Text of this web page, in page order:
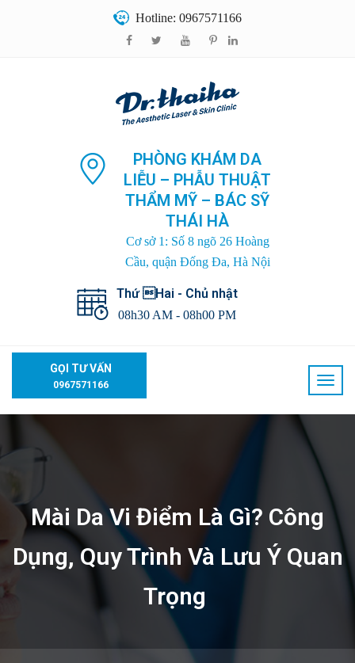
Hotline: 0967571166
PHÒNG KHÁM DA
LIỄU – PHẪU THUẬT
THẨM MỸ – BÁC SỸ
THÁI HÀ
Cơ sở 1: Số 8 ngõ 26 Hoàng
Cầu, quận Đống Đa, Hà Nội
Thứ Hai - Chủ nhật
08h30 AM - 08h00 PM
GỌI TƯ VẤN
0967571166
Mài Da Vi Điểm Là Gì? Công
Dụng, Quy Trình Và Lưu Ý Quan
Trọng